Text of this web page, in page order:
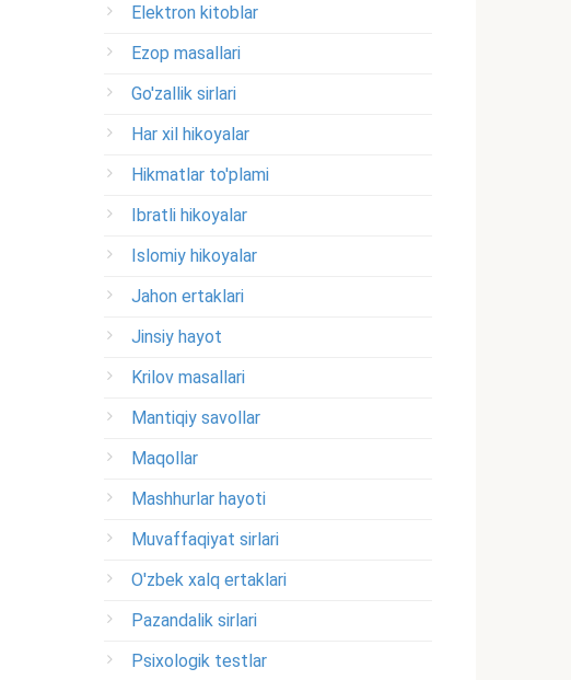
Elektron kitoblar
Ezop masallari
Go'zallik sirlari
Har xil hikoyalar
Hikmatlar to'plami
Ibratli hikoyalar
Islomiy hikoyalar
Jahon ertaklari
Jinsiy hayot
Krilov masallari
Mantiqiy savollar
Maqollar
Mashhurlar hayoti
Muvaffaqiyat sirlari
O'zbek xalq ertaklari
Pazandalik sirlari
Psixologik testlar